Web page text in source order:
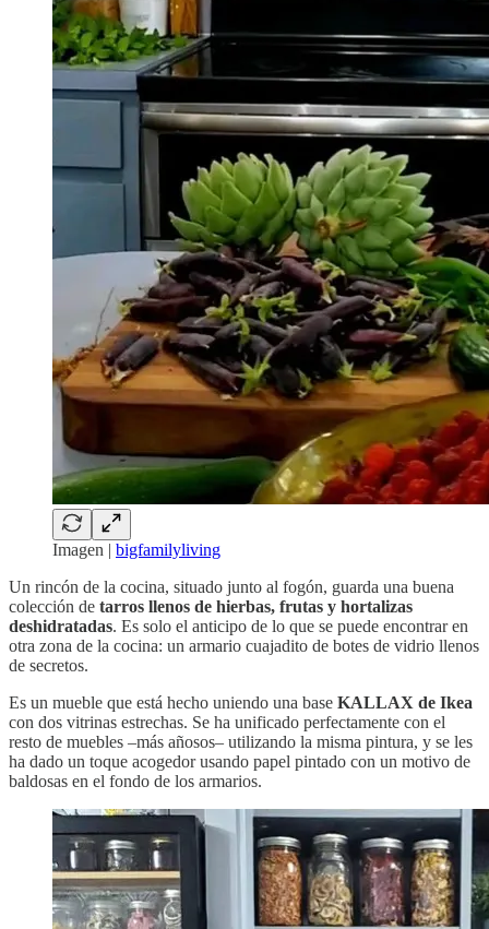
Imagen | bigfamilyliving
Un rincón de la cocina, situado junto al fogón, guarda una buena
colección de tarros llenos de hierbas, frutas y hortalizas
deshidratadas. Es solo el anticipo de lo que se puede encontrar en
otra zona de la cocina: un armario cuajadito de botes de vidrio llenos
de secretos.
Es un mueble que está hecho uniendo una base KALLAX de Ikea
con dos vitrinas estrechas. Se ha unificado perfectamente con el
resto de muebles –más añosos– utilizando la misma pintura, y se les
ha dado un toque acogedor usando papel pintado con un motivo de
baldosas en el fondo de los armarios.